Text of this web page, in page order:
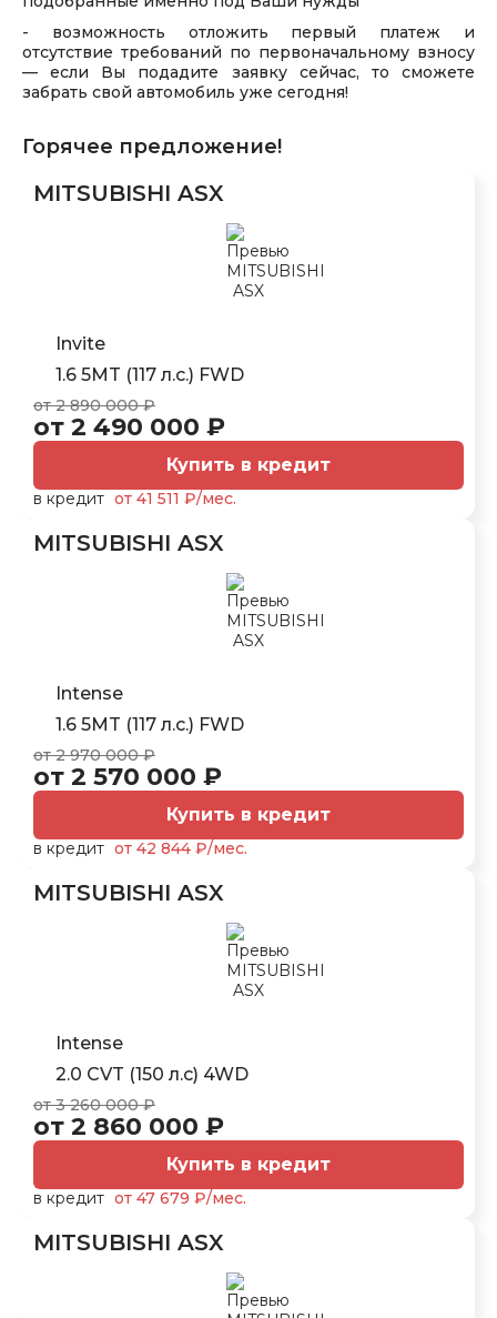
- возможность отложить первый платеж и
отсутствие требований по первоначальному взносу
— если Вы подадите заявку сейчас, то сможете
забрать свой автомобиль уже сегодня!
Горячее предложение!
MITSUBISHI ASX
Invite
1.6 5MT (117 л.с.) FWD
от 2 890 000 ₽
от 2 490 000 ₽
Купить в кредит
в кредит от 41 511 ₽/мес.
MITSUBISHI ASX
Intense
1.6 5MT (117 л.с.) FWD
от 2 970 000 ₽
от 2 570 000 ₽
Купить в кредит
в кредит от 42 844 ₽/мес.
MITSUBISHI ASX
Intense
2.0 CVT (150 л.с) 4WD
от 3 260 000 ₽
от 2 860 000 ₽
Купить в кредит
в кредит от 47 679 ₽/мес.
MITSUBISHI ASX